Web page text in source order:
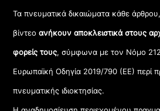
Τα πνευματικά δικαιώματα κάθε
βίντεοανήκουν αποκλειστικά στους
φορείς τους, σύμφωνα με τον Νόμο
Ευρωπαϊκή Οδηγία 2019/790 (ΕΕ) περί
πνευματικής ιδιοκτησίας.